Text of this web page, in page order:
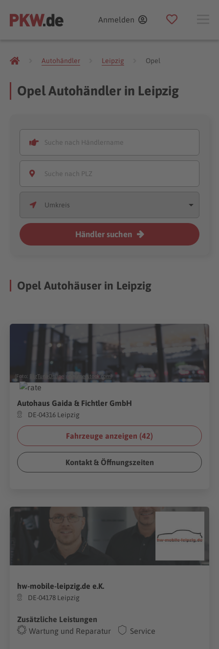
Anmelden
Autohändler Leipzig Opel
Opel Autohändler in Leipzig
Händler suchen
Opel Autohäuser in Leipzig
(Foto: BigTunaOnline / Shutterstock.com)
Autohaus Gaida & Fichtler GmbH
DE-04316 Leipzig
Fahrzeuge anzeigen (42)
Kontakt & Öffnungszeiten
hw-mobile-leipzig.de e.K.
DE-04178 Leipzig
Zusätzliche Leistungen
Wartung und Reparatur
Service